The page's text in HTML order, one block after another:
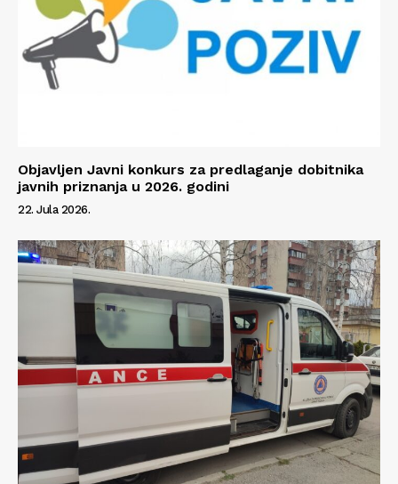
Info
Impressum
Objavljen Javni konkurs za predlaganje dobitnika
javnih priznanja u 2026. godini
22. Jula 2026.